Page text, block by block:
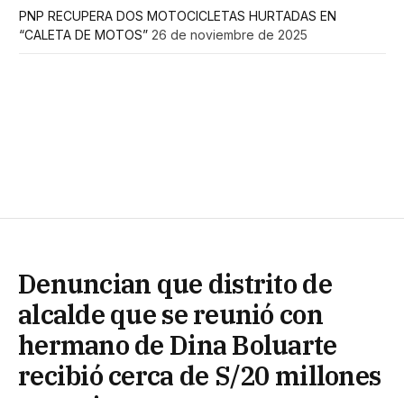
PNP RECUPERA DOS MOTOCICLETAS HURTADAS EN
“CALETA DE MOTOS” 26 de noviembre de 2025
Denuncian que distrito de
alcalde que se reunió con
hermano de Dina Boluarte
recibió cerca de S/20 millones